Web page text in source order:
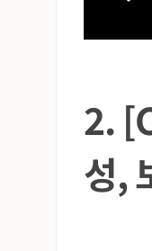
2.
성,